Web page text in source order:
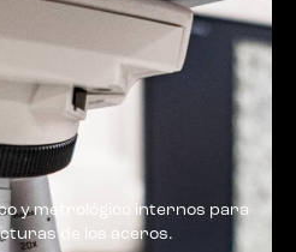
y metrológico internos para
de los aceros.